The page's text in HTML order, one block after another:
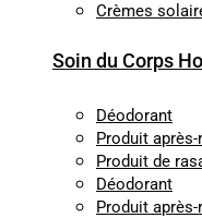
Crèmes
Soin du Corps
Déodorant
Produit après-
Produit de
Déodorant
Produit après-